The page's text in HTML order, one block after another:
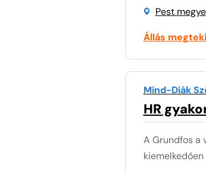
Pest megye
Állás
Mind-Diák
HR
A Grundfos a
kiemelkedően